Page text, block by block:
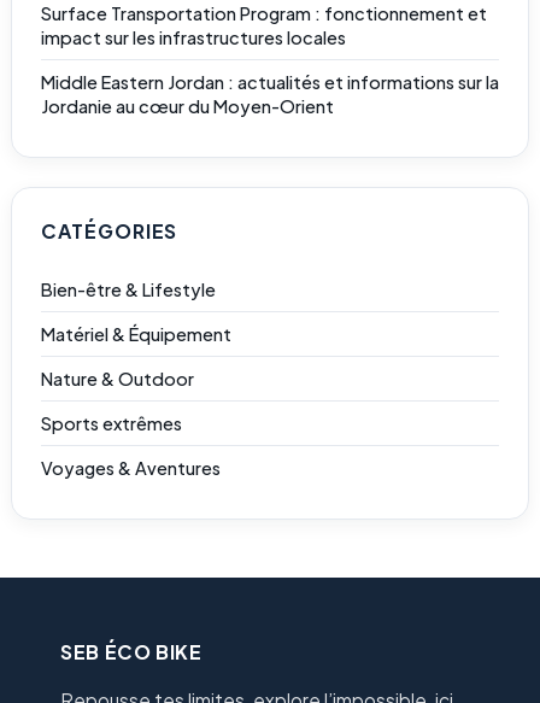
Surface Transportation Program : fonctionnement et
impact sur les infrastructures locales
Middle Eastern Jordan : actualités et informations sur la
Jordanie au cœur du Moyen-Orient
CATÉGORIES
Bien-être & Lifestyle
Matériel & Équipement
Nature & Outdoor
Sports extrêmes
Voyages & Aventures
SEB ÉCO BIKE